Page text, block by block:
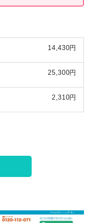
14,430円
25,300円
2,310円